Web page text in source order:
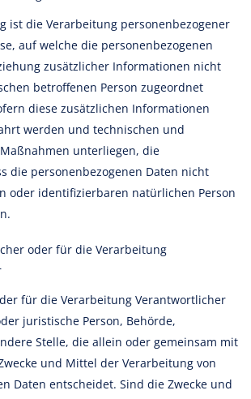
ist die Verarbeitung personenbezogener
auf welche die personenbezogenen
zusätzlicher Informationen nicht
betroffenen Person zugeordnet
diese zusätzlichen Informationen
werden und technischen und
unterliegen, die
die personenbezogenen Daten nicht
oder identifizierbaren natürlichen Person
oder für die Verarbeitung
für die Verarbeitung Verantwortlicher
juristische Person, Behörde,
Stelle, die allein oder gemeinsam mit
und Mittel der Verarbeitung von
Daten entscheidet. Sind die Zwecke und